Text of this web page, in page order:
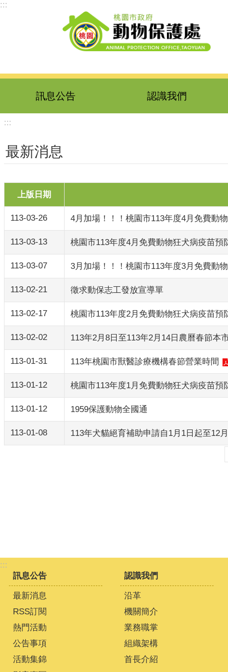
跳到主要內容區塊
:::
訊息公告 認識我們
:::
最新消息
上版日期
113-03-26 4月加場！！！桃園市113年度4月免費動
113-03-13 桃園市113年度4月免費動物狂犬病疫苗預
113-03-07 3月加場！！！桃園市113年度3月免費動
113-02-21 徵求動保志工發放宣導單
113-02-17 桃園市113年度2月免費動物狂犬病疫苗預
113-02-02 113年2月8日至113年2月14日農曆春節本
113-01-31 113年桃園市獸醫診療機構春節營業時間
113-01-12 桃園市113年度1月免費動物狂犬病疫苗預
113-01-12 1959保護動物全國通
113-01-08 113年犬貓絕育補助申請自1月1日起至12
:::
訊息公告
最新消息
RSS訂閱
熱門活動
公告事項
活動集錦
認識我們
沿革
機關簡介
業務職掌
組織架構
首長介紹